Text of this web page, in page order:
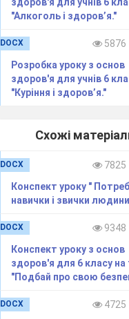
"Алкоголь і здоров’я."
DOCX 5876
Розробка уроку з основ
здоров'я для учнів 6
"Куріння і здоров’я."
Схожі
DOCX 7825
Конспект уроку "
навички і звички
DOCX 9348
Конспект уроку з основ
здоров'я для 6 класу на
"Подбай про свою
DOCX 4725